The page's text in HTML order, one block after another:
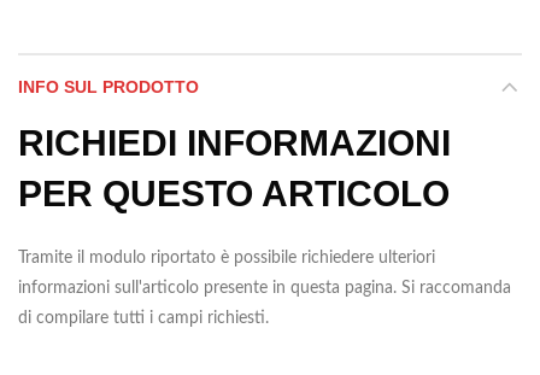
INFO SUL PRODOTTO
RICHIEDI INFORMAZIONI
PER QUESTO ARTICOLO
Tramite il modulo riportato è possibile richiedere ulteriori
informazioni sull'articolo presente in questa pagina. Si raccomanda
di compilare tutti i campi richiesti.